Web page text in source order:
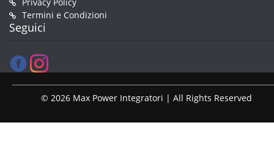
Privacy Policy
Termini e Condizioni
Seguici
© 2026 Max Power Integratori | All Rights Reserved